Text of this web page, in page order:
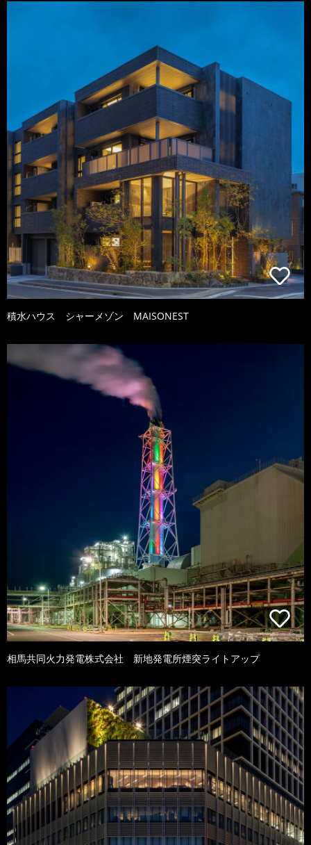
積水ハウス シャーメゾン MAISONEST
相馬共同火力発電株式会社 新地発電所煙突ライトアップ